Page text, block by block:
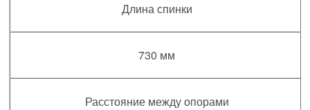
Длина спинки
730 мм
Расстояние между опорами